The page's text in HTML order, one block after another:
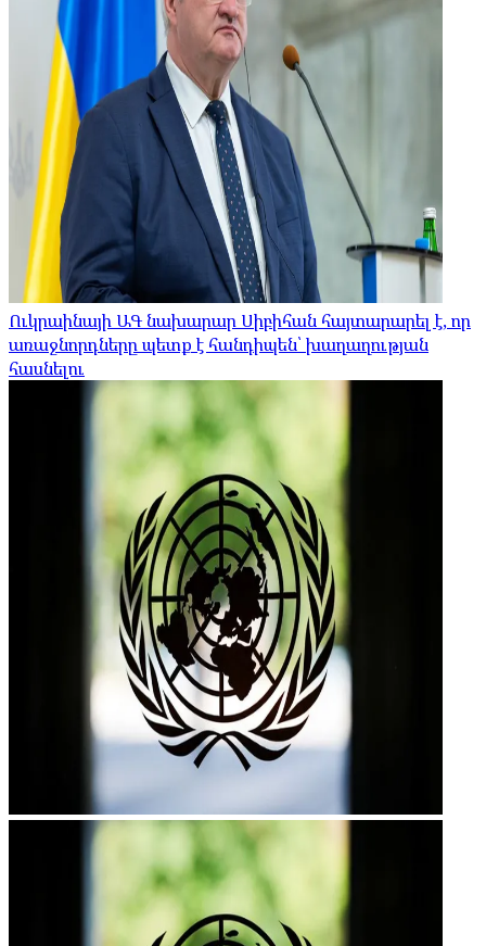
Ուկրաինայի ԱԳ նախարար Սիբիհան հայտարարել է, որ
առաջնորդները պետք է հանդիպեն՝ խաղաղության
հասնելու